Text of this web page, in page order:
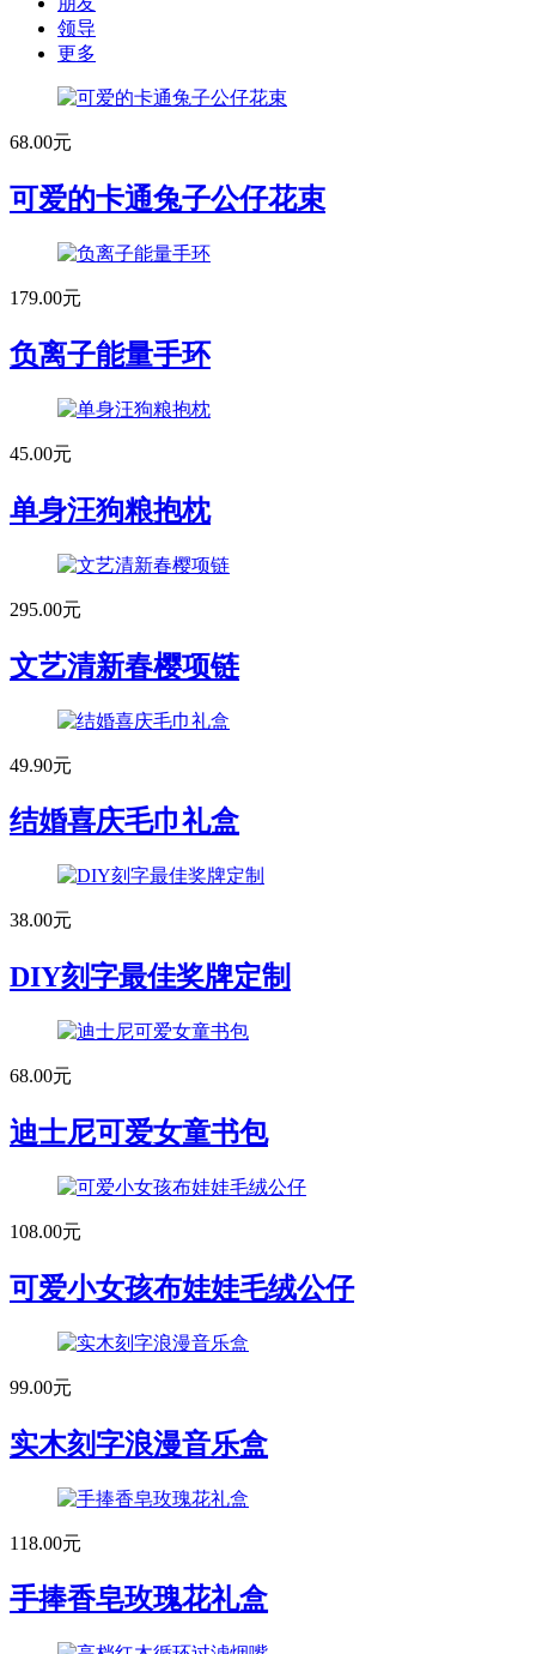
领导
更多
68.00元
可爱的卡通兔子公仔花束
179.00元
负离子能量手环
45.00元
单身汪狗粮抱枕
295.00元
文艺清新春樱项链
49.90元
结婚喜庆毛巾礼盒
38.00元
DIY刻字最佳奖牌定制
68.00元
迪士尼可爱女童书包
108.00元
可爱小女孩布娃娃毛绒公仔
99.00元
实木刻字浪漫音乐盒
118.00元
手捧香皂玫瑰花礼盒